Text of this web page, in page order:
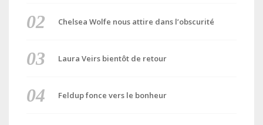
Chelsea Wolfe nous attire dans l’obscurité
Laura Veirs bientôt de retour
Feldup fonce vers le bonheur